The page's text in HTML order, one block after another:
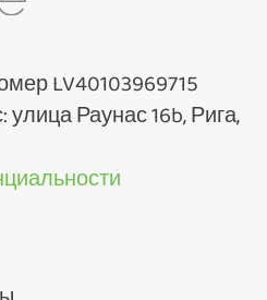
LV40103969715
Раунас 16b, Рига,